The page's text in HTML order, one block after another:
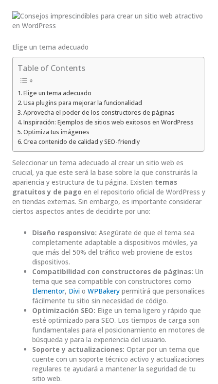
Elige un tema adecuado
Table of Contents
Elige un tema adecuado
Usa plugins para mejorar la funcionalidad
Aprovecha el poder de los constructores de páginas
Inspiración: Ejemplos de sitios web exitosos en WordPress
Optimiza tus imágenes
Crea contenido de calidad y SEO-friendly
Seleccionar un tema adecuado al crear un sitio web es
crucial, ya que este será la base sobre la que construirás la
apariencia y estructura de tu página. Existen temas
gratuitos y de pago en el repositorio oficial de WordPress y
en tiendas externas. Sin embargo, es importante considerar
ciertos aspectos antes de decidirte por uno:
Diseño responsivo: Asegúrate de que el tema sea
completamente adaptable a dispositivos móviles, ya
que más del 50% del tráfico web proviene de estos
dispositivos.
Compatibilidad con constructores de páginas: Un
tema que sea compatible con constructores como
Elementor, DivioWPBakerypermitirá que personalices
fácilmente tu sitio sin necesidad de código.
Optimización SEO: Elige un tema ligero y rápido que
esté optimizado para SEO. Los tiempos de carga son
fundamentales para el posicionamiento en motores de
búsqueda y para la experiencia del usuario.
Soporte y actualizaciones: Optar por un tema que
cuente con un soporte técnico activo y actualizaciones
regulares te ayudará a mantener la seguridad de tu
sitio web.